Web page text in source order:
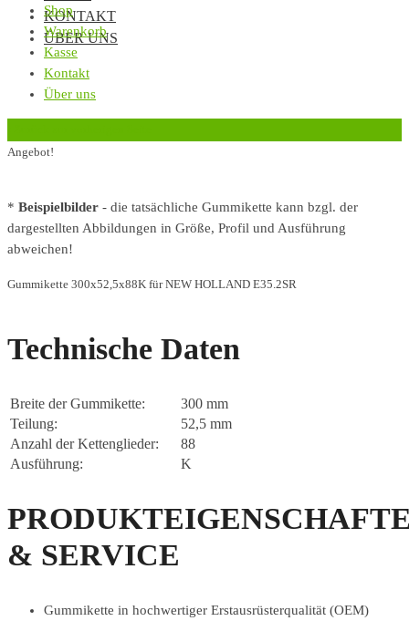
KONTAKT
ÜBER UNS
Shop
Warenkorb
Kasse
Kontakt
Über uns
Angebot!
* Beispielbilder - die tatsächliche Gummikette kann bzgl. der
dargestellten Abbildungen in Größe, Profil und Ausführung
abweichen!
Gummikette 300x52,5x88K für NEW HOLLAND E35.2SR
Technische Daten
Breite der Gummikette:
300 mm
Teilung:
52,5 mm
Anzahl der Kettenglieder:
88
Ausführung:
K
& SERVICE
Gummikette in hochwertiger Erstausrüsterqualität (OEM)